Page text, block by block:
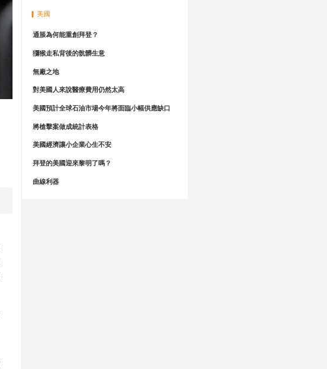
美國
通脹為何能重創拜登？
獼猴走私背後的骯髒生意
無廠之地
對美國人來說醫療費用仍然太高
美國預計全球石油市場今年將面臨小幅供應缺口
將槍擊案做成統計表格
美國經濟讓小企業心生不安
拜登的美國迎來黎明了嗎？
曲線利器